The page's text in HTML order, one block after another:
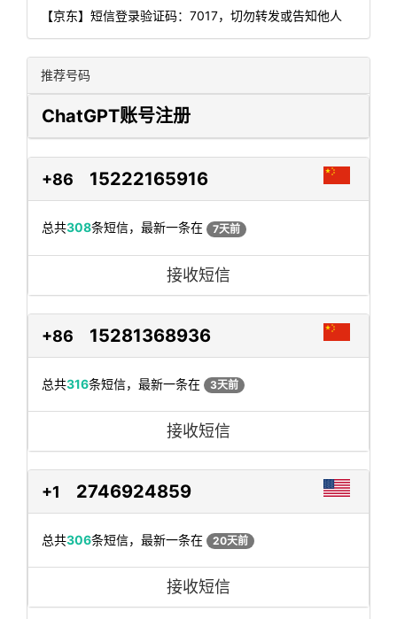
【京东】短信登录验证码：7017，切勿转发或告知他人
推荐号码
ChatGPT账号注册
+86 15222165916
总共308条短信，最新一条在 7天前
接收短信
+86 15281368936
总共316条短信，最新一条在 3天前
接收短信
+1 2746924859
总共306条短信，最新一条在 20天前
接收短信